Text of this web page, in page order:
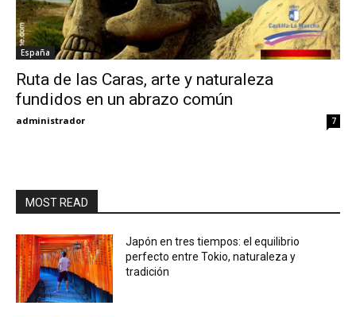
My
Eyes
España
Ruta de las Caras, arte y naturaleza
fundidos en un abrazo común
administrador 7
MOST READ
Japón en tres tiempos: el equilibrio
perfecto entre Tokio, naturaleza y
tradición